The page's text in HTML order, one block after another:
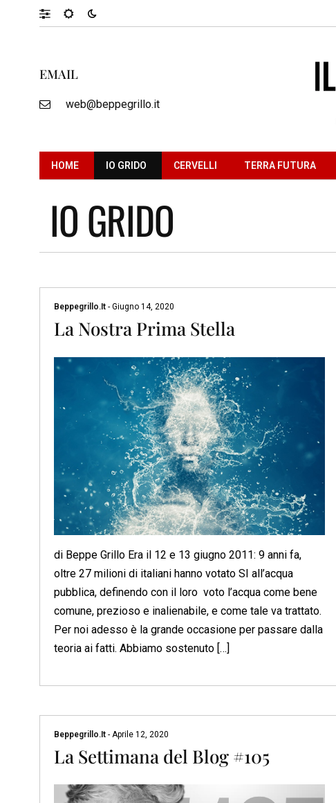
EMAIL
web@beppegrillo.it
HOME IO GRIDO CERVELLI TERRA FUTURA
IO GRIDO
Beppegrillo.it - Giugno 14, 2020
La Nostra Prima Stella
di Beppe Grillo Era il 12 e 13 giugno 2011: 9 anni fa,
oltre 27 milioni di italiani hanno votato SI all’acqua
pubblica, definendo con il loro voto l’acqua come bene
comune, prezioso e inalienabile, e come tale va trattato.
Per noi adesso è la grande occasione per passare dalla
teoria ai fatti. Abbiamo sostenuto […]
Beppegrillo.it - Aprile 12, 2020
La Settimana del Blog #105